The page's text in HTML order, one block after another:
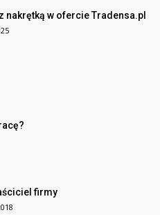
nakrętką w ofercie Tradensa.pl
firmy